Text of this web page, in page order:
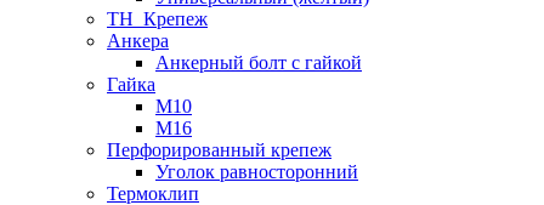
ТН_Крепеж
Анкера
Анкерный болт с гайкой
Гайка
М10
М16
Перфорированный крепеж
Уголок равносторонний
Термоклип